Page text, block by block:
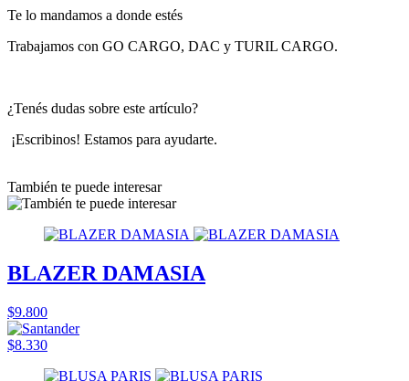
Te lo mandamos a donde estés
Trabajamos con GO CARGO, DAC y TURIL CARGO.
¿Tenés dudas sobre este artículo?
¡Escribinos! Estamos para ayudarte.
También te puede interesar
BLAZER DAMASIA
$9.800
$8.330